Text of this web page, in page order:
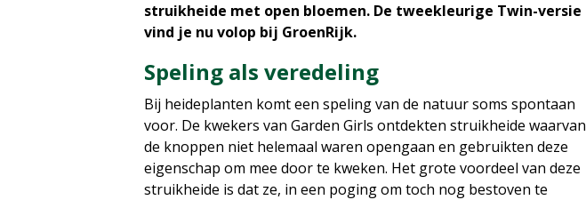
struikheide met open bloemen. De tweekleurige Twin-versie
vind je nu volop bij GroenRijk.
Speling als veredeling
Bij heideplanten komt een speling van de natuur soms spontaan
voor. De kwekers van Garden Girls ontdekten struikheide waarvan
de knoppen niet helemaal waren opengaan en gebruikten deze
eigenschap om mee door te kweken. Het grote voordeel van deze
struikheide is dat ze, in een poging om toch nog bestoven te